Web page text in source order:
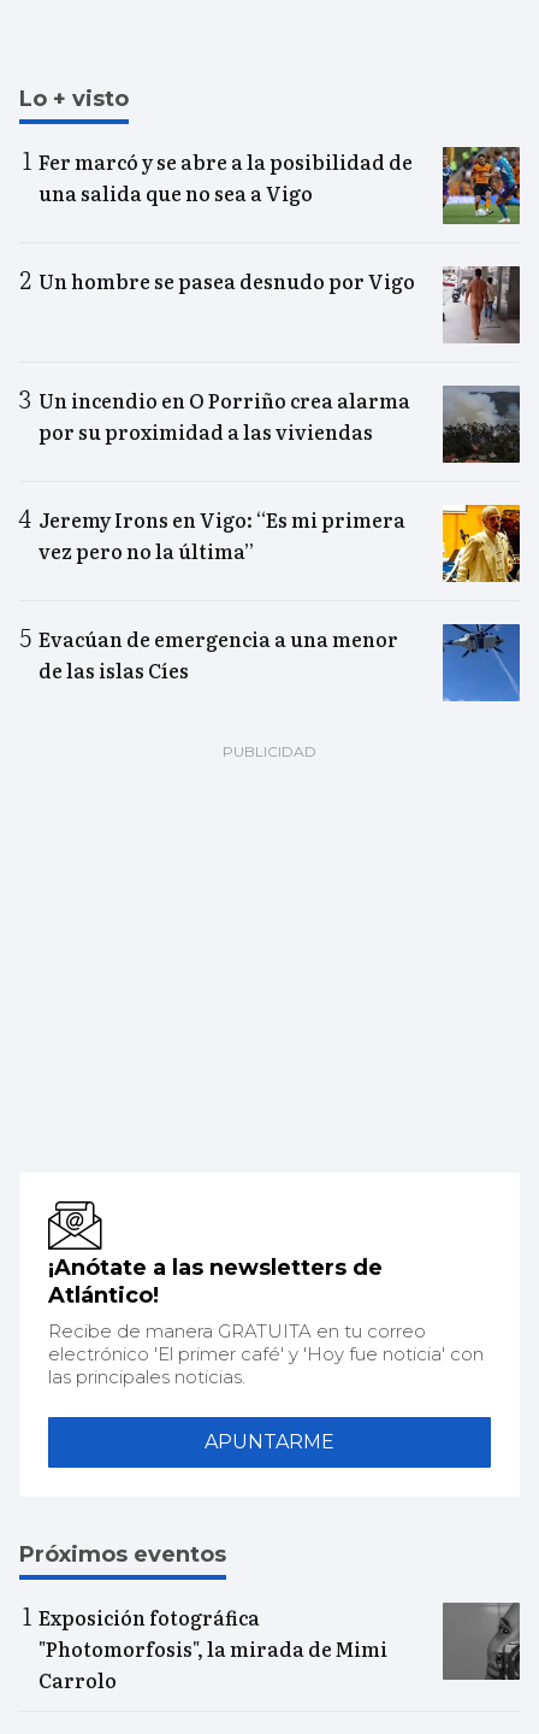
Lo + visto
Fer marcó y se abre a la posibilidad de
una salida que no sea a Vigo
Un hombre se pasea desnudo por Vigo
Un incendio en O Porriño crea alarma
por su proximidad a las viviendas
Jeremy Irons en Vigo: “Es mi primera
vez pero no la última”
Evacúan de emergencia a una menor
de las islas Cíes
¡Anótate a las newsletters de
Atlántico!
Recibe de manera GRATUITA en tu correo
electrónico 'El primer café' y 'Hoy fue noticia' con
las principales noticias.
APUNTARME
Próximos eventos
Exposición fotográfica
"Photomorfosis", la mirada de Mimi
Carrolo